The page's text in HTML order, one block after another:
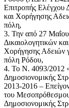
Επιτροπής Ελέγχου
και Χορήγησης
πόλη,
3. Την από 27 Μαΐου
Δικαιολογητικών και
Χορήγησης Αδειών
πόλη Ρόδου,
4. Το Ν. 4093/2012
Δημοσιονομικής
2013-2016 –
του
Δημοσιονομικής